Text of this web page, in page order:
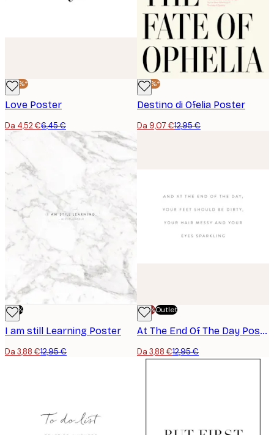
-30%*
Love Poster
Da 4,52 €6,45 €
-30%*
Destino di Ofelia Poster
Da 9,07 €12,95 €
-70%
I am still Learning Poster
Da 3,88 €12,95 €
-70%Outlet
At The End Of The Day Poster
Da 3,88 €12,95 €